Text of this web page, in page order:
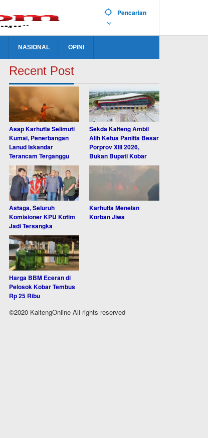
Pencarian
NASIONAL OPINI
Recent Post
Asap Karhutla Selimuti
Kumai, Penerbangan
Lanud Iskandar
Terancam Terganggu
Sekda Kalteng Ambil
Alih Ketua Panitia Besar
Porprov XIII 2026,
Bukan Bupati Kobar
Astaga, Seluruh
Komisioner KPU Kotim
Jadi Tersangka
Karhutla Menelan
Korban Jiwa
Harga BBM Eceran di
Pelosok Kobar Tembus
Rp 25 Ribu
©2020 KaltengOnline All rights reserved